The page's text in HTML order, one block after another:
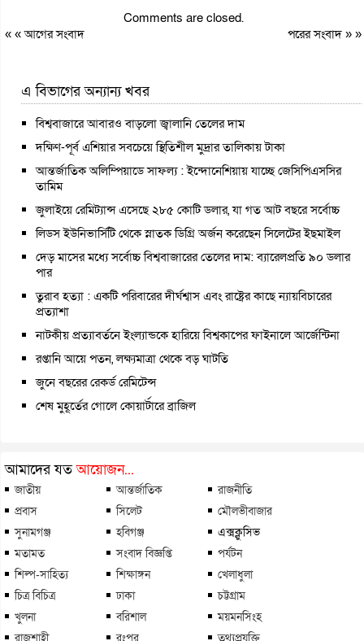
Comments are closed.
« «আগের সংবাদ পরের সংবাদ» »
এ বিভাগের অন্যান্য খবর
বিশ্ববাজারে আবারও বাড়লো জ্বালানি তেলের দাম
দক্ষিণ-পূর্ব এশিয়ার সবচেয়ে স্থিতিশীল মুদ্রার তালিকায় টাকা
আন্তর্জাতিক অলিম্পিয়াডে সাফল্য : ইন্দোনেশিয়ায় যাচ্ছে জেসিপিএসসির
তামিম
জুলাইয়ে রেমিট্যান্স এসেছে ২৮৫ কোটি ডলার, যা গত আট বছরে সর্বোচ্চ
লিডস ইউনিভার্সিটি থেকে স্নাতক ডিগ্রি অর্জন করেছেন সিলেটের ইছমাইল
দেড় মাসের মধ্যে সর্বোচ্চ বিশ্ববাজারের তেলের দাম: ব্যারেলপ্রতি ৯০ ডলার
পার
তুরাব হত্যা : একটি পরিবারের দীর্ঘশ্বাস এবং রাষ্ট্রের কাছে ন্যায়বিচারের
প্রত্যাশা
নাটকীয় প্রত্যাবর্তনে ইংল্যান্ডকে হারিয়ে বিশ্বকাপের ফাইনালে আর্জেন্টিনা
রপ্তানি আয়ে পতন, লক্ষ্যমাত্রা থেকে বড় ঘাটতি
জুনে বছরের রেকর্ড রেমিটেন্স
শেষ মুহূর্তের গোলে কোয়ার্টারে ব্রাজিল
আমাদের যতআয়োজন...
জাতীয় আন্তর্জাতিক
রাজনীতি
প্রবাস
সিলেট
মৌলভীবাজার
সুনামগঞ্জ
হবিগঞ্জ
এক্সক্লুসিভ
মতামত
সংবাদ বিজ্ঞপ্তি
পর্যটন
শিল্প-সাহিত্য
শিক্ষাঙ্গন
খেলাধুলা
চিত্র বিচিত্র
ঢাকা
চট্টগ্রাম
খুলনা
বরিশাল
ময়মনসিংহ
রাজশাহী
রংপুর তথ্যপ্রযুক্তি